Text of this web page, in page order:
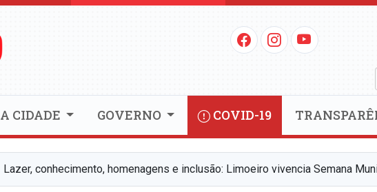
A CIDADE GOVERNO COVID-19
Lazer, conhecimento, homenagens e inclusão: Limoeiro vivencia Semana